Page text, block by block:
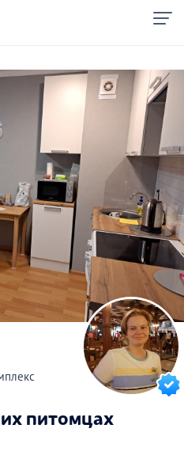
питомцах